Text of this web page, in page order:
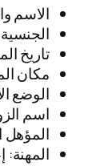
الاسم
تاريخ
مكان
الوضع
اسم
المؤهل
المهنة: